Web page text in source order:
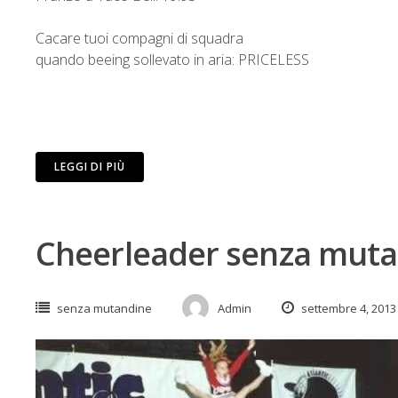
Cacare tuoi compagni di squadra
quando beeing sollevato in aria: PRICELESS
LEGGI DI PIÙ
Cheerleader senza
senza mutandine Admin settembre 4, 2013